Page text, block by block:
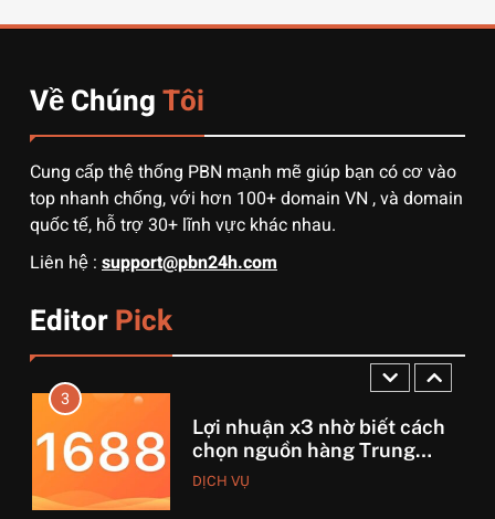
Về ChúngTôi
Cung cấp thệ thống PBN mạnh mẽ giúp bạn có cơ vào
top nhanh chống, với hơn 100+ domain VN , và domain
quốc tế, hỗ trợ 30+ lĩnh vực khác nhau.
Liên hệ : support@pbn24h.com
EditorPick
chọn đường biển hay đường
1
3 sai lầm chí mạng khiến
người mới order 1688 bị lỗ
vốn, ôm sô
DỊCH VỤ
2
tháng lời 20 triệu
3
Lợi nhuận x3 nhờ biết cách
chọn nguồn hàng Trung
Quốc chuẩn
DỊCH VỤ